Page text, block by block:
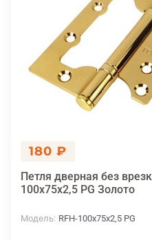
180 ₽
Петля дверная без
100x75x2,5 PG Золото
Модель RFH-100x75x2,5 PG